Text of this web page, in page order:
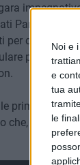
Noi e
e
tua
le
Panigale
per disputare
punteggio
prime due
che, visti i